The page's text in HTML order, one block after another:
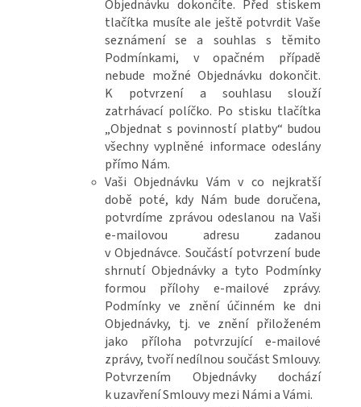
Objednávku dokončíte. Před stiskem
tlačítka musíte ale ještě potvrdit Vaše
seznámení se a souhlas s těmito
Podmínkami, v opačném případě
nebude možné Objednávku dokončit.
K potvrzení a souhlasu slouží
zatrhávací políčko. Po stisku tlačítka
„Objednat s povinností platby“ budou
všechny vyplněné informace odeslány
přímo Nám.
Vaši Objednávku Vám v co nejkratší
době poté, kdy Nám bude doručena,
potvrdíme zprávou odeslanou na Vaši
e-mailovou adresu zadanou
v Objednávce. Součástí potvrzení bude
shrnutí Objednávky a tyto Podmínky
formou přílohy e-mailové zprávy.
Podmínky ve znění účinném ke dni
Objednávky, tj. ve znění přiloženém
jako příloha potvrzující e-mailové
zprávy, tvoří nedílnou součást Smlouvy.
Potvrzením Objednávky dochází
k uzavření Smlouvy mezi Námi a Vámi.